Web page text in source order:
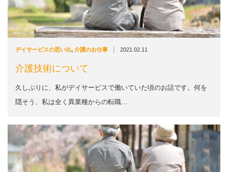
デイサービスの思い出, 介護のお仕事 | 2021.02.11
介護技術について
久しぶりに、私がデイサービスで働いていた頃のお話です。何を
隠そう、私は全く異業種からの転職…